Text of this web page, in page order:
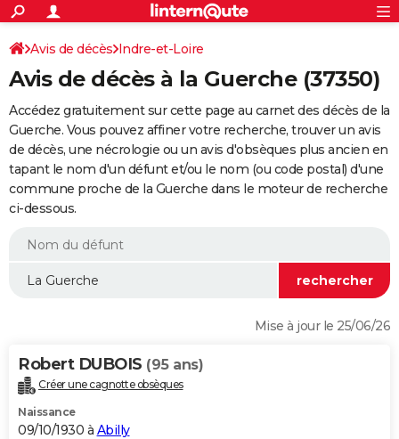
ACTUALITÉS
Politique
Société
Faits Divers
Education
Monde
Villes
+
SPORT
Coupe du monde 2026
Football
Tennis
Cyclisme
Rugby
Forum
Programme TV
TNT
Streaming
Cinéma
Sorties cinéma
Musique
+
FINANCE
Retraite
Epargne
Immobilier
Risques naturels par ville
Assurance
AUTO
Essais
Réserver un essai
Citadines
Berlines
SUV
Forum auto
+HIGH-TECH
BRICOLAGE
WEEK-END
Alimentation
Guide de la santé
Maladies
Médicaments
Sommeil
VOYAGE
Destinations
City break
Voyage nature
Voyage de noces
Forum
Climat
+PHOTO
S'inscrire
Connexion
Avis de décès Indre-et-Loire
Avis de décès à la Guerche (37350)
Accédez gratuitement sur cette page au carnet des décès de la
Guerche. Vous pouvez affiner votre recherche, trouver un avis
de décès, une nécrologie ou un avis d'obsèques plus ancien en
tapant le nom d'un défunt et/ou le nom (ou code postal) d'une
commune proche de la Guerche dans le moteur de recherche
ci-dessous.
Mise à jour le 25/06/26
Robert DUBOIS (95 ans)
Créer une cagnotte obsèques
Naissance
09/10/1930 à Abilly